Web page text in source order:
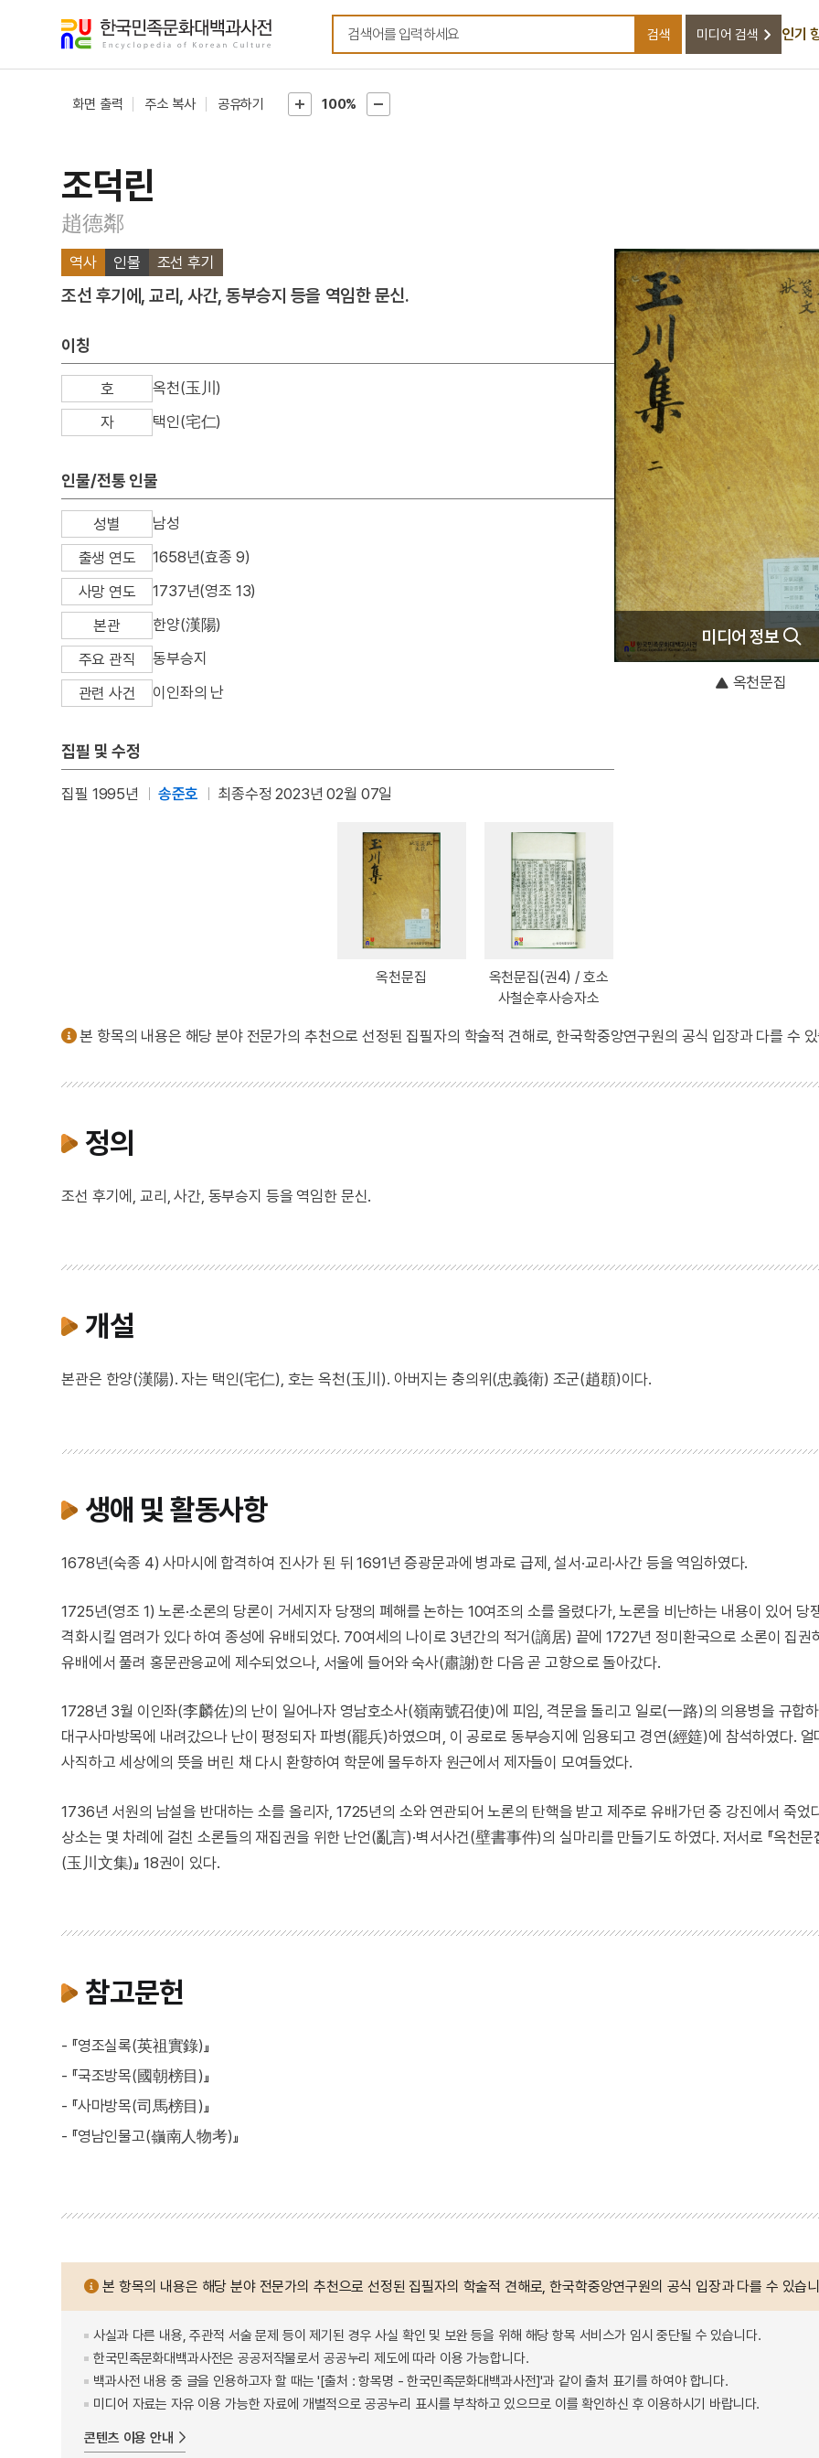
검색어를 입력하세요
검색 미디어 검색 인기
화면 출력 주소 복사 공유하기 100%
조덕린
趙德鄰
역사 인물 조선 후기
조선 후기에, 교리, 사간, 동부승지 등을 역임한 문신.
이칭
호
옥천(玉川)
자
택인(宅仁)
인물/전통 인물
성별
남성
출생 연도
1658년(효종 9)
사망 연도
1737년(영조 13)
본관
한양(漢陽)
주요 관직
동부승지
관련 사건
이인좌의 난
집필 및 수정
집필 1995년 송준호 최종수정 2023년 02월 07일
미디어 정보
옥천문집
옥천문집
옥천문집(권4) / 호소
사철순후사승자소
본 항목의 내용은 해당 분야 전문가의 추천으로 선정된 집필자의 학술적 견해로, 한국학중앙연구원의 공식 입장과 다를 수
정의
조선 후기에, 교리, 사간, 동부승지 등을 역임한 문신.
개설
본관은 한양(漢陽). 자는 택인(宅仁), 호는 옥천(玉川). 아버지는 충의위(忠義衛) 조군(趙頵)이다.
생애 및 활동사항
1678년(숙종 4) 사마시에 합격하여 진사가 된 뒤 1691년 증광문과에 병과로 급제, 설서·교리·사간 등을 역임하였다.
1725년(영조 1) 노론·소론의 당론이 거세지자 당쟁의 폐해를 논하는 10여조의 소를 올렸다가, 노론을 비난하는 내용이 있어 당
격화시킬 염려가 있다 하여 종성에 유배되었다. 70여세의 나이로 3년간의 적거(謫居) 끝에 1727년 정미환국으로 소론이 집권
유배에서 풀려 홍문관응교에 제수되었으나, 서울에 들어와 숙사(肅謝)한 다음 곧 고향으로 돌아갔다.
1728년 3월 이인좌(李麟佐)의 난이 일어나자 영남호소사(嶺南號召使)에 피임, 격문을 돌리고 일로(一路)의 의용병을 규합
대구사마방목에 내려갔으나 난이 평정되자 파병(罷兵)하였으며, 이 공로로 동부승지에 임용되고 경연(經筵)에 참석하였다. 얼
사직하고 세상에의 뜻을 버린 채 다시 환향하여 학문에 몰두하자 원근에서 제자들이 모여들었다.
1736년 서원의 남설을 반대하는 소를 올리자, 1725년의 소와 연관되어 노론의 탄핵을 받고 제주로 유배가던 중 강진에서 죽었
상소는 몇 차례에 걸친 소론들의 재집권을 위한 난언(亂言)·벽서사건(壁書事件)의 실마리를 만들기도 하였다. 저서로 『옥천문
(玉川文集)』 18권이 있다.
참고문헌
- 『영조실록(英祖實錄)』
- 『국조방목(國朝榜目)』
- 『사마방목(司馬榜目)』
- 『영남인물고(嶺南人物考)』
본 항목의 내용은 해당 분야 전문가의 추천으로 선정된 집필자의 학술적 견해로, 한국학중앙연구원의 공식 입장과 다를 수 있습
사실과 다른 내용, 주관적 서술 문제 등이 제기된 경우 사실 확인 및 보완 등을 위해 해당 항목 서비스가 임시 중단될 수 있습니다.
한국민족문화대백과사전은 공공저작물로서 공공누리 제도에 따라 이용 가능합니다.
백과사전 내용 중 글을 인용하고자 할 때는 '[출처 : 항목명 - 한국민족문화대백과사전]'과 같이 출처 표기를 하여야 합니다.
미디어 자료는 자유 이용 가능한 자료에 개별적으로 공공누리 표시를 부착하고 있으므로 이를 확인하신 후 이용하시기 바랍니다.
콘텐츠 이용 안내